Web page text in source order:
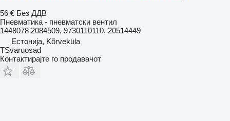
56 € Без ДДВ
Пневматика - пневматски вентил
1448078 2084509, 9730110110, 20514449
Естонија, Kõrveküla
TSvaruosad
Контактирајте го продавачот